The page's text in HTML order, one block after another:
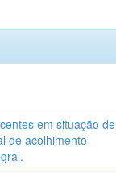
em situação de
de acolhimento